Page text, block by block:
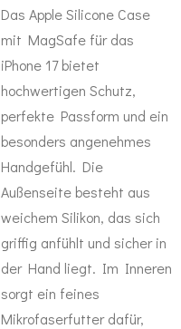
Das Apple Silicone Case
mit MagSafe für das
iPhone 17 bietet
hochwertigen Schutz,
perfekte Passform und ein
besonders angenehmes
Handgefühl. Die
Außenseite besteht aus
weichem Silikon, das sich
griffig anfühlt und sicher in
der Hand liegt. Im Inneren
sorgt ein feines
Mikrofaserfutter dafür,